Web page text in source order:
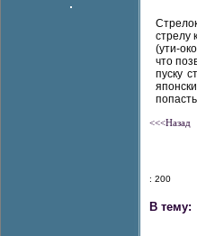
стрелу
(ути-
что
пуску
<<<Назад
: 200
В тему: